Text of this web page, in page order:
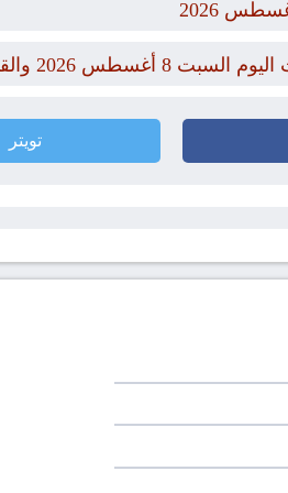
2026 والقنوات الناقلة
تويتر